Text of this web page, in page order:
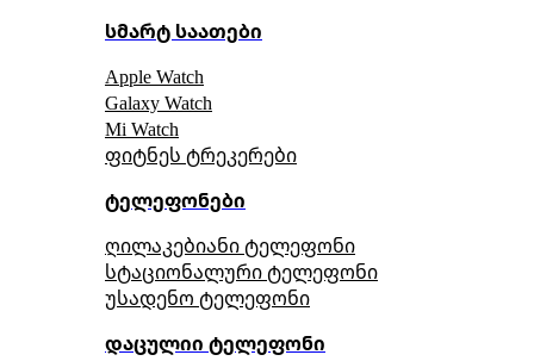
სმარტ საათები
Apple Watch
Galaxy Watch
Mi Watch
ფიტნეს ტრეკერები
ტელეფონები
ღილაკებიანი ტელეფონი
სტაციონალური ტელეფონი
უსადენო ტელეფონი
დაცულიი ტელეფონი